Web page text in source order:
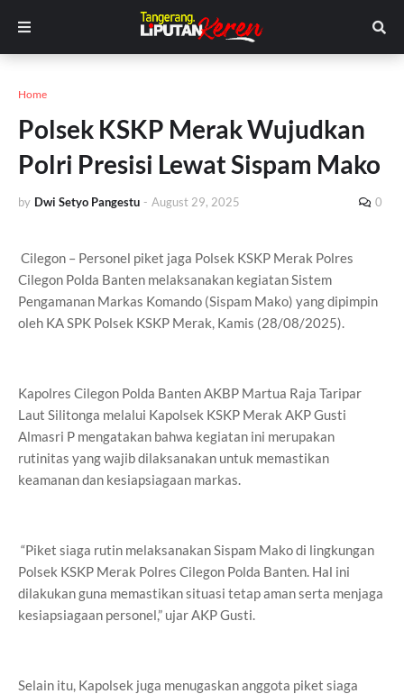
Home
Polsek KSKP Merak Wujudkan
Polri Presisi Lewat Sispam Mako
by Dwi Setyo Pangestu - August 29, 2025 0
Cilegon – Personel piket jaga Polsek KSKP Merak Polres
Cilegon Polda Banten melaksanakan kegiatan Sistem
Pengamanan Markas Komando (Sispam Mako) yang dipimpin
oleh KA SPK Polsek KSKP Merak, Kamis (28/08/2025).
Kapolres Cilegon Polda Banten AKBP Martua Raja Taripar
Laut Silitonga melalui Kapolsek KSKP Merak AKP Gusti
Almasri P mengatakan bahwa kegiatan ini merupakan
rutinitas yang wajib dilaksanakan untuk memastikan
keamanan dan kesiapsiagaan markas.
“Piket siaga rutin melaksanakan Sispam Mako di lingkungan
Polsek KSKP Merak Polres Cilegon Polda Banten. Hal ini
dilakukan guna memastikan situasi tetap aman serta menjaga
kesiapsiagaan personel,” ujar AKP Gusti.
Selain itu, Kapolsek juga menugaskan anggota piket siaga